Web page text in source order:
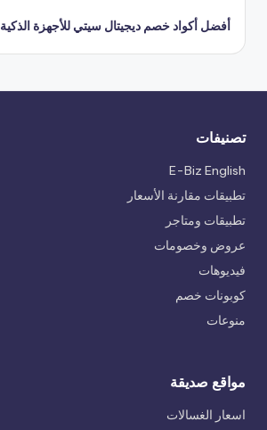
أفضل أكواد خصم ديجيتال سيتي للأجهزة الذكية
تصنيفات
E-Biz English
تطبيقات مقارنة الأسعار
تطبيقات ومتاجر
عروض وخصومات
فيديوهات
كوبونات خصم
منوعات
مواقع صديقة
اسعار الغسالات